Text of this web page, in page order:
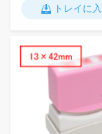
トレイに